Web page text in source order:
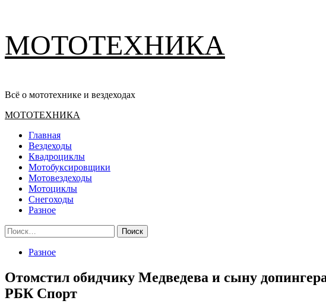
содержимому
МОТОТЕХНИКА
Всё о мототехнике и вездеходах
Основное
МОТОТЕХНИКА
Главная
Вездеходы
Квадроциклы
Мотобуксировщики
Мотовездеходы
Мотоциклы
Снегоходы
Разное
Найти:
Разное
Отомстил обидчику Медведева и сыну
РБК Спорт